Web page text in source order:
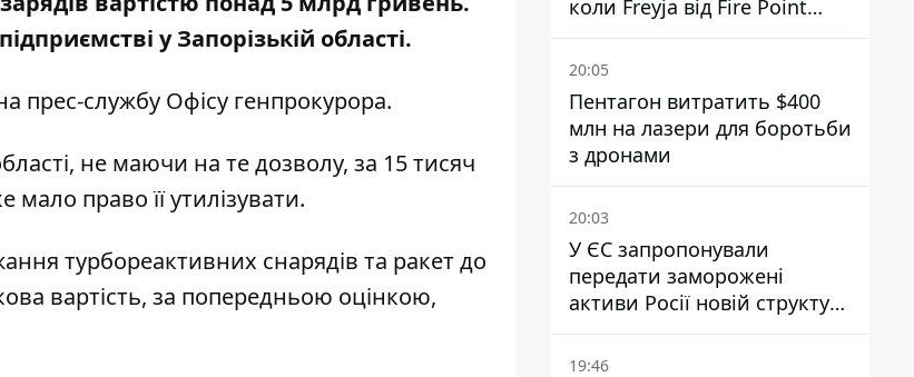
у Запорізькій області.
прес-службу Офісу генпрокурора.
не маючи на те дозволу, за 15 тисяч
право її утилізувати.
турбореактивних снарядів та ракет до
вартість, за попередньою оцінкою,
коли Freyja від Fire Point
повноцінно запрацює проти
балістики
20:05
Пентагон витратить $400
млн на лазери для боротьби
з дронами
20:03
У ЄС запропонували
передати заморожені
активи Росії новій структурі
блоку
19:46